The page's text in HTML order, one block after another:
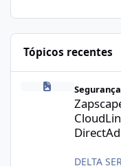
Tópicos recentes
Segurança
DELTA